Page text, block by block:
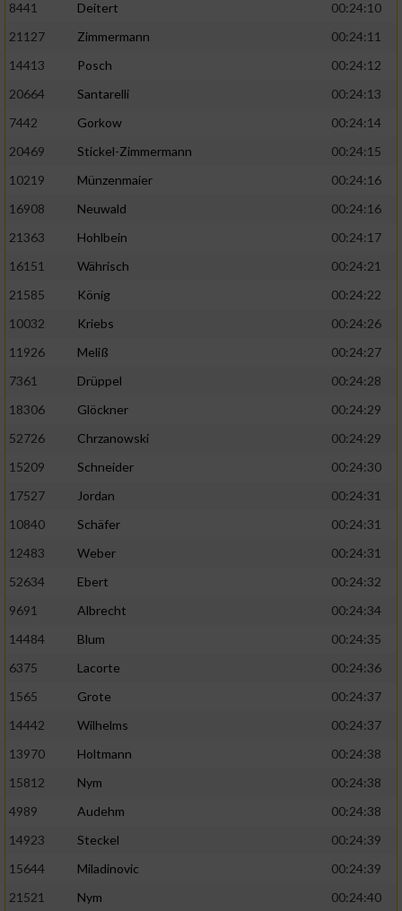
8441 Deitert
00:24:10
21127
Zimmermann
00:24:11
14413
Posch
00:24:12
20664
Santarelli
00:24:13
7442
Gorkow
00:24:14
20469
Stickel-Zimmermann
00:24:15
10219
Münzenmaier
00:24:16
16908
Neuwald
00:24:16
21363
Hohlbein
00:24:17
16151
Währisch
00:24:21
21585
König
00:24:22
10032
Kriebs
00:24:26
11926
Meliß
00:24:27
7361
Drüppel
00:24:28
18306
Glöckner
00:24:29
52726
Chrzanowski
00:24:29
15209
Schneider
00:24:30
17527
Jordan
00:24:31
10840
Schäfer
00:24:31
12483
Weber
00:24:31
52634
Ebert
00:24:32
9691
Albrecht
00:24:34
14484
Blum
00:24:35
6375
Lacorte
00:24:36
1565
Grote
00:24:37
14442
Wilhelms
00:24:37
13970
Holtmann
00:24:38
15812
Nym
00:24:38
4989
Audehm
00:24:38
14923
Steckel
00:24:39
15644
Miladinovic
00:24:39
21521
Nym
00:24:40